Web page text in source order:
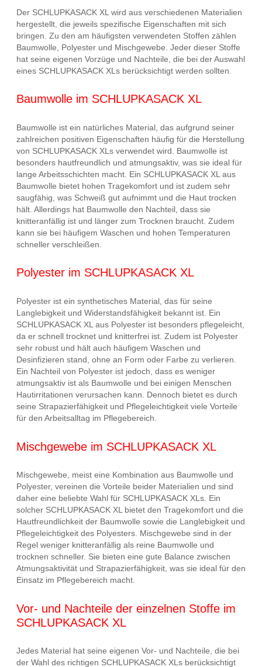
Der SCHLUPKASACK XL wird aus verschiedenen Materialien
hergestellt, die jeweils spezifische Eigenschaften mit sich
bringen. Zu den am häufigsten verwendeten Stoffen zählen
Baumwolle, Polyester und Mischgewebe. Jeder dieser Stoffe
hat seine eigenen Vorzüge und Nachteile, die bei der Auswahl
eines SCHLUPKASACK XLs berücksichtigt werden sollten.
Baumwolle im SCHLUPKASACK XL
Baumwolle ist ein natürliches Material, das aufgrund seiner
zahlreichen positiven Eigenschaften häufig für die Herstellung
von SCHLUPKASACK XLs verwendet wird. Baumwolle ist
besonders hautfreundlich und atmungsaktiv, was sie ideal für
lange Arbeitsschichten macht. Ein SCHLUPKASACK XL aus
Baumwolle bietet hohen Tragekomfort und ist zudem sehr
saugfähig, was Schweiß gut aufnimmt und die Haut trocken
hält. Allerdings hat Baumwolle den Nachteil, dass sie
knitteranfällig ist und länger zum Trocknen braucht. Zudem
kann sie bei häufigem Waschen und hohen Temperaturen
schneller verschleißen.
Polyester im SCHLUPKASACK XL
Polyester ist ein synthetisches Material, das für seine
Langlebigkeit und Widerstandsfähigkeit bekannt ist. Ein
SCHLUPKASACK XL aus Polyester ist besonders pflegeleicht,
da er schnell trocknet und knitterfrei ist. Zudem ist Polyester
sehr robust und hält auch häufigem Waschen und
Desinfizieren stand, ohne an Form oder Farbe zu verlieren.
Ein Nachteil von Polyester ist jedoch, dass es weniger
atmungsaktiv ist als Baumwolle und bei einigen Menschen
Hautirritationen verursachen kann. Dennoch bietet es durch
seine Strapazierfähigkeit und Pflegeleichtigkeit viele Vorteile
für den Arbeitsalltag im Pflegebereich.
Mischgewebe im SCHLUPKASACK XL
Mischgewebe, meist eine Kombination aus Baumwolle und
Polyester, vereinen die Vorteile beider Materialien und sind
daher eine beliebte Wahl für SCHLUPKASACK XLs. Ein
solcher SCHLUPKASACK XL bietet den Tragekomfort und die
Hautfreundlichkeit der Baumwolle sowie die Langlebigkeit und
Pflegeleichtigkeit des Polyesters. Mischgewebe sind in der
Regel weniger knitteranfällig als reine Baumwolle und
trocknen schneller. Sie bieten eine gute Balance zwischen
Atmungsaktivität und Strapazierfähigkeit, was sie ideal für den
Einsatz im Pflegebereich macht.
Vor- und Nachteile der einzelnen Stoffe im
SCHLUPKASACK XL
Jedes Material hat seine eigenen Vor- und Nachteile, die bei
der Wahl des richtigen SCHLUPKASACK XLs berücksichtigt